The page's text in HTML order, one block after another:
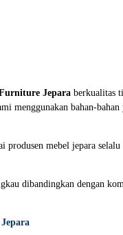
Jepara berkualitas
menggunakan bahan-
produsen mebel jepara
dibandingkan dengan